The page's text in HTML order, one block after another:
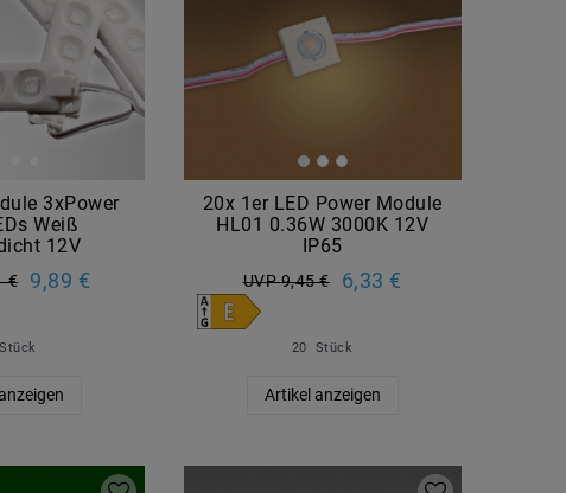
3xPower
Weiß
12V
€ 9,89 €
Stück
20x 1er LED Power Module
HL01 0.36W 3000K 12V
IP65
UVP 9,45 € 6,33 €
20 Stück
Artikel anzeigen